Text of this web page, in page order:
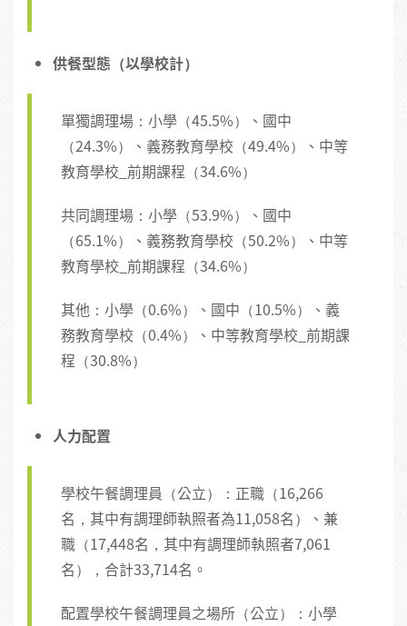
供餐型態（以學校計）
單獨調理場：小學（45.5%）、國中
（24.3%）、義務教育學校（49.4%）、中等
教育學校_前期課程（34.6%）
共同調理場：小學（53.9%）、國中
（65.1%）、義務教育學校（50.2%）、中等
教育學校_前期課程（34.6%）
其他：小學（0.6%）、國中（10.5%）、義
務教育學校（0.4%）、中等教育學校_前期課
程（30.8%）
人力配置
學校午餐調理員（公立）：正職（16,266
名，其中有調理師執照者為11,058名）、兼
職（17,448名，其中有調理師執照者7,061
名），合計33,714名。
配置學校午餐調理員之場所（公立）：小學